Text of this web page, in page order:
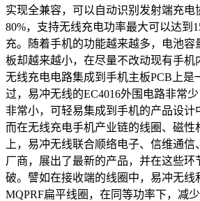
实现全兼容，可以自动识别发射端充电
80%，支持无线充电功率最大可以达到
充。随着手机的功能越来越多，电池容
板却越来越小，在尽量不改动现有手机
无线充电电路集成到手机主板PCB上是
过，易冲无线的EC4016外围电路非常
非常小，可轻易集成到手机的产品设计
而在无线充电手机产业链的线圈、磁性
上，易冲无线联合顺络电子、信维通
厂商，展出了最新的产品，并在这些环
破。譬如在接收端的线圈中，易冲无线
MQPRF扁平线圈，在同等功率下，减